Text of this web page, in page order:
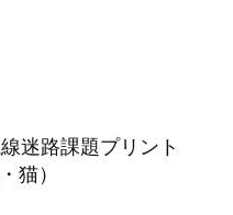
迷路課題プリント
猫）